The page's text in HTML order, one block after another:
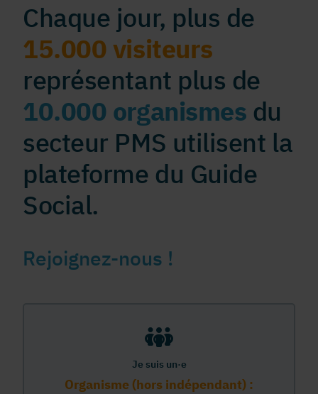
Chaque jour, plus de
15.000 visiteurs
représentant plus de
10.000 organismes du
secteur PMS utilisent la
plateforme du Guide
Social.
Rejoignez-nous !
Je suis un·e
Organisme (hors indépendant) :